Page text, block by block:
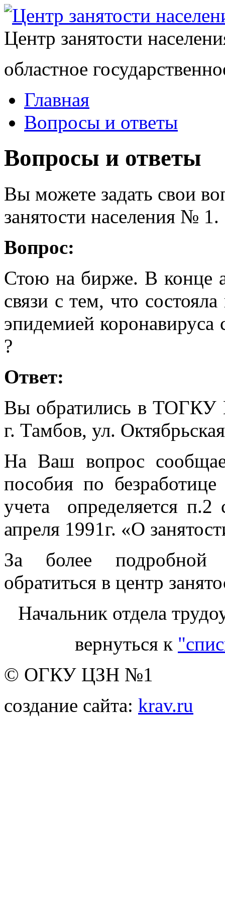
Центр занятости
областное
Главная
Вопросы и ответы
Вопросы и ответы
Вы можете задать свои
занятости населения № 1.
Вопрос:
Стою на бирже. В конце
связи с тем, что
эпидемией
?
Ответ:
Вы обратились в ТОГКУ
г. Тамбов, ул.
На Ваш вопрос
пособия по
учета определяется
апреля 1991г. «О
За более подробной
обратиться в центр
Начальник отдела
вернуться к
© ОГКУ ЦЗН №1
создание сайта: krav.ru